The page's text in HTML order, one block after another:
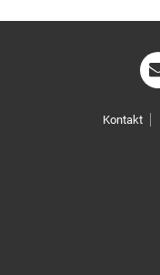
Kontakt